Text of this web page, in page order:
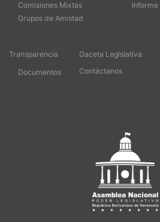
Comisiones Mixtas
Grupos de Amistad
Informe
Transparencia
Documentos
Gaceta Legislativa
Contáctanos